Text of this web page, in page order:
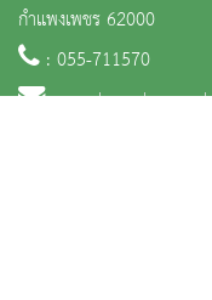
กำแพงเพชร 62000
: 055-711570
: